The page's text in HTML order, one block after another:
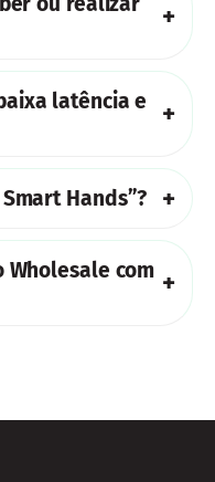
apagada e
operadoras
latência e
de Fortaleza e
para menor
de tráfego.
Hands”?
sob demanda
com
quando
Wholesale com